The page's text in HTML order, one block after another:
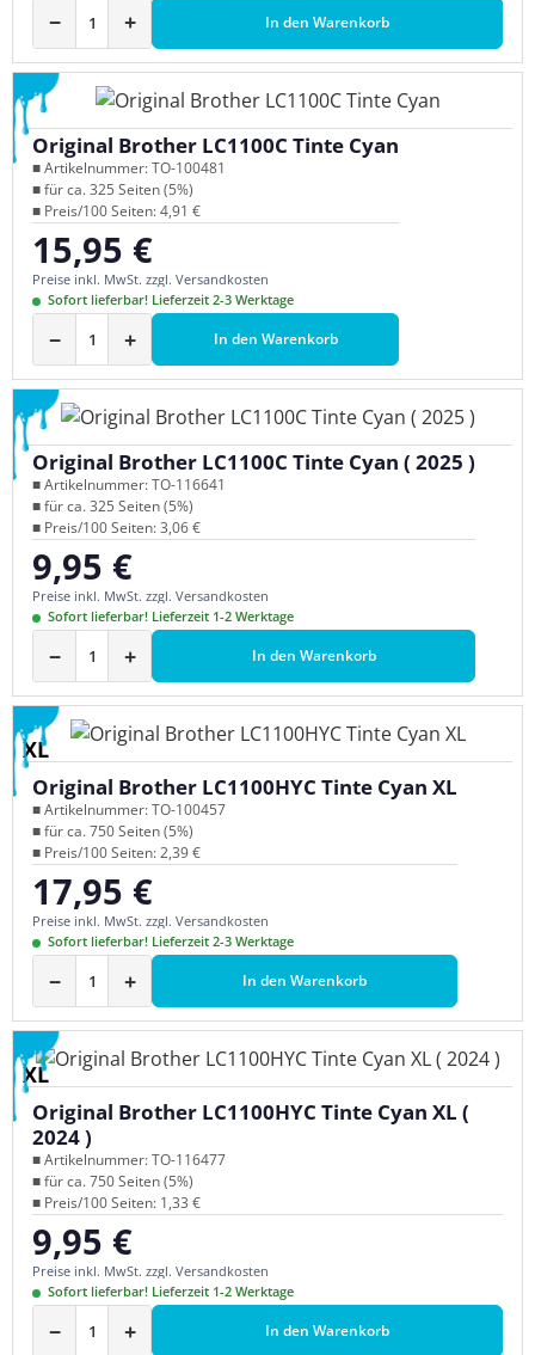
− + In den Warenkorb
Original Brother LC1100C Tinte Cyan
■ Artikelnummer: TO-100481
■ für ca. 325 Seiten (5%)
■ Preis/100 Seiten: 4,91 €
Regulärer Preis:
15,95 €
Preise inkl. MwSt. zzgl. Versandkosten
Sofort lieferbar! Lieferzeit 2-3 Werktage
− + In den Warenkorb
Original Brother LC1100C Tinte Cyan ( 2025 )
■ Artikelnummer: TO-116641
■ für ca. 325 Seiten (5%)
■ Preis/100 Seiten: 3,06 €
Regulärer Preis:
9,95 €
Preise inkl. MwSt. zzgl. Versandkosten
Sofort lieferbar! Lieferzeit 1-2 Werktage
− + In den Warenkorb
XL
Original Brother LC1100HYC Tinte Cyan XL
■ Artikelnummer: TO-100457
■ für ca. 750 Seiten (5%)
■ Preis/100 Seiten: 2,39 €
Regulärer Preis:
17,95 €
Preise inkl. MwSt. zzgl. Versandkosten
Sofort lieferbar! Lieferzeit 2-3 Werktage
− + In den Warenkorb
XL
Original Brother LC1100HYC Tinte Cyan XL (
2024 )
■ Artikelnummer: TO-116477
■ für ca. 750 Seiten (5%)
■ Preis/100 Seiten: 1,33 €
Regulärer Preis:
9,95 €
Preise inkl. MwSt. zzgl. Versandkosten
Sofort lieferbar! Lieferzeit 1-2 Werktage
− + In den Warenkorb